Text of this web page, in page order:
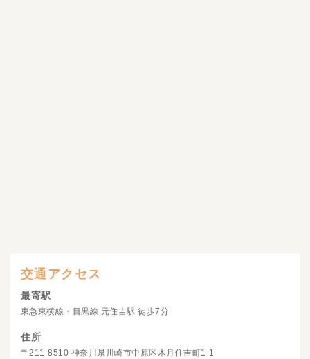
交通アクセス
最寄駅
東急東横線・目黒線 元住吉駅 徒歩7分
住所
〒211-8510 神奈川県川崎市中原区木月住吉町1-1